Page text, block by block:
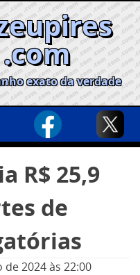
.com
exato da verdade
R$ 25,9
de
de 2024às 22:00